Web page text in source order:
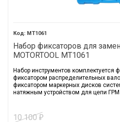
MT1061
Набор фиксаторов для
MOTORTOOL MT1061
Набор инструментов комплектуется
фиксатором распределительных
фиксатором маркерных дисков
натяжным устройством для цепи ГРМ
10 100 ₽